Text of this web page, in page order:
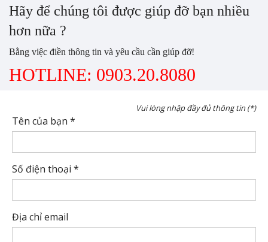
Hãy để chúng tôi được giúp đỡ bạn nhiều
hơn nữa ?
Bằng việc điền thông tin và yêu cầu cần giúp đỡ!
HOTLINE: 0903.20.8080
Vui lòng nhập đầy đủ thông tin (*)
Tên của bạn *
Số điện thoại *
Địa chỉ email